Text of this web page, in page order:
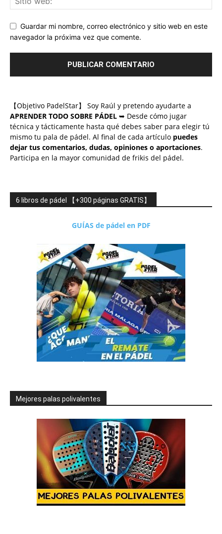
Guardar mi nombre, correo electrónico y sitio web en este
navegador la próxima vez que comente.
【Objetivo PadelStar】 Soy Raúl y pretendo ayudarte a
APRENDER TODO SOBRE PÁDEL ➥ Desde cómo jugar
técnica y tácticamente hasta qué debes saber para elegir tú
mismo tu pala de pádel. Al final de cada artículo puedes
dejar tus comentarios, dudas, opiniones o aportaciones.
Participa en la mayor comunidad de frikis del pádel.
6 libros de pádel 【+300 páginas GRATIS】
GUÍAS de pádel en PDF
Mejores palas polivalentes